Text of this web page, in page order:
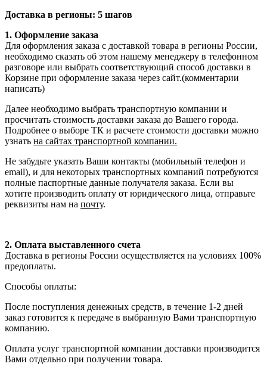
Доставка в регионы: 5 шагов
1. Оформление заказа
Для оформления заказа с доставкой товара в регионы России,
необходимо сказать об этом нашему менеджеру в телефонном
разговоре или выбрать соответствующий способ доставки в
Корзине при оформление заказа через сайт.(комментарии
написать)
Далее необходимо выбрать транспортную компании и
просчитать стоимость доставки заказа до Вашего города.
Подробнее о выборе ТК и расчете стоимости доставки можно
узнать на сайтах транспортной компании.
Не забудьте указать Ваши контакты (мобильный телефон и
email), и для некоторых транспортных компаний потребуются
полные паспортные данные получателя заказа. Если вы
хотите производить оплату от юридического лица, отправьте
реквизиты нам на почту.
2. Оплата выставленного счета
Доставка в регионы России осуществляется на условиях 100%
предоплаты.
Способы оплаты:
После поступления денежных средств, в течение 1-2 дней
заказ готовится к передаче в выбранную Вами транспортную
компанию.
Оплата услуг транспортной компании доставки производится
Вами отдельно при получении товара.